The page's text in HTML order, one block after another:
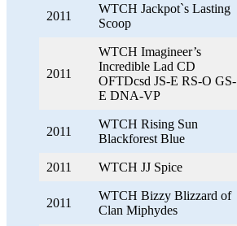
2011
WTCH Jackpot`s Lasting
Scoop
2011
WTCH Imagineer’s
Incredible Lad CD
OFTDcsd JS-E RS-O GS-
E DNA-VP
2011
WTCH Rising Sun
Blackforest Blue
2011 WTCH JJ Spice
2011
WTCH Bizzy Blizzard of
Clan Miphydes